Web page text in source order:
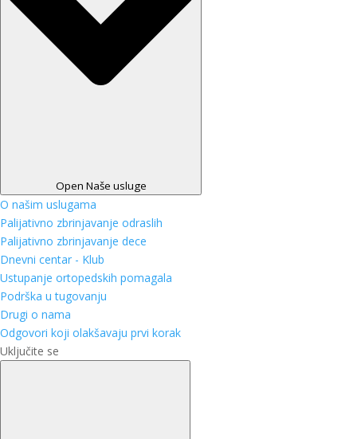
Open Naše usluge
O našim uslugama
Palijativno zbrinjavanje odraslih
Palijativno zbrinjavanje dece
Dnevni centar - Klub
Ustupanje ortopedskih pomagala
Podrška u tugovanju
Drugi o nama
Odgovori koji olakšavaju prvi korak
Uključite se